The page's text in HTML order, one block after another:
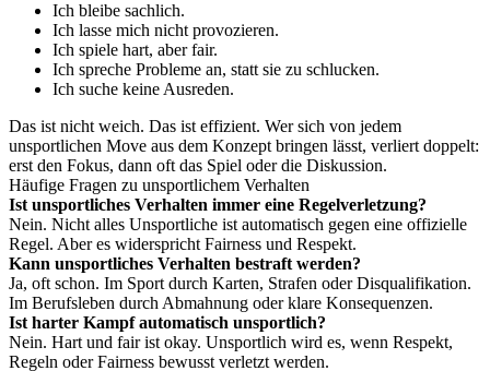
Ich bleibe sachlich.
Ich lasse mich nicht provozieren.
Ich spiele hart, aber fair.
Ich spreche Probleme an, statt sie zu schlucken.
Ich suche keine Ausreden.
Das ist nicht weich. Das ist effizient. Wer sich von jedem
unsportlichen Move aus dem Konzept bringen lässt, verliert doppelt:
erst den Fokus, dann oft das Spiel oder die Diskussion.
Häufige Fragen zu unsportlichem Verhalten
Ist unsportliches Verhalten immer eine Regelverletzung?
Nein. Nicht alles Unsportliche ist automatisch gegen eine offizielle
Regel. Aber es widerspricht Fairness und Respekt.
Kann unsportliches Verhalten bestraft werden?
Ja, oft schon. Im Sport durch Karten, Strafen oder Disqualifikation.
Im Berufsleben durch Abmahnung oder klare Konsequenzen.
Ist harter Kampf automatisch unsportlich?
Nein. Hart und fair ist okay. Unsportlich wird es, wenn Respekt,
Regeln oder Fairness bewusst verletzt werden.